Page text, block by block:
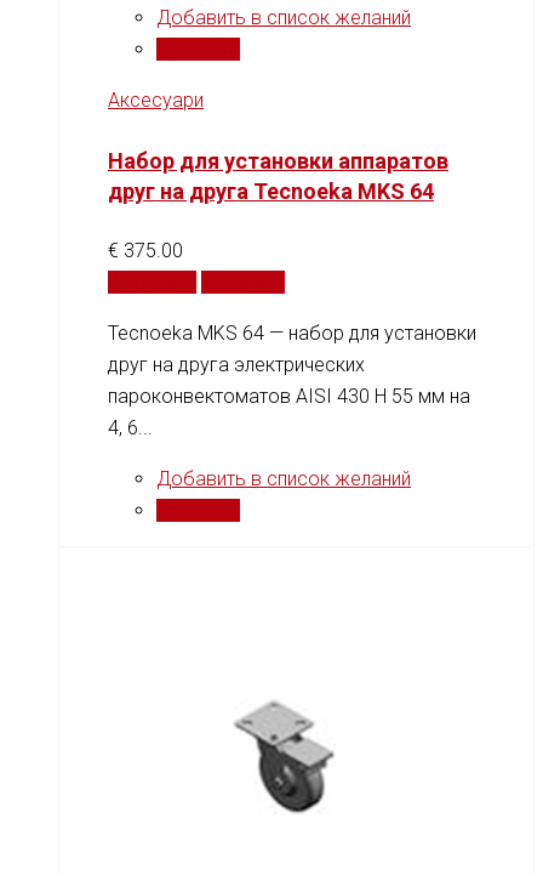
Добавить в список желаний
Аксесуари
Набор для установки аппаратов
друг на друга Tecnoeka MKS 64
€ 375.00
Tecnoeka MKS 64 — набор для установки
друг на друга электрических
пароконвектоматов AISI 430 H 55 мм на
4, 6...
Добавить в список желаний